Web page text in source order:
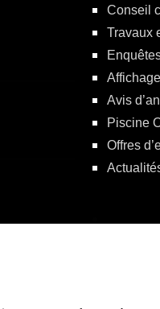
Conseil
Travaux
Avis
Piscine
Offres